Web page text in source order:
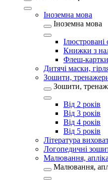
Іноземна мова
Іноземна мова
Книжки з
Флеш-картки
Дитячі маски,
Зошити,
Зошити,
Від 2 років
Від 3 років
Від 4 років
Від 5 років
Література
Логопедичні
Малювання,
Малювання,